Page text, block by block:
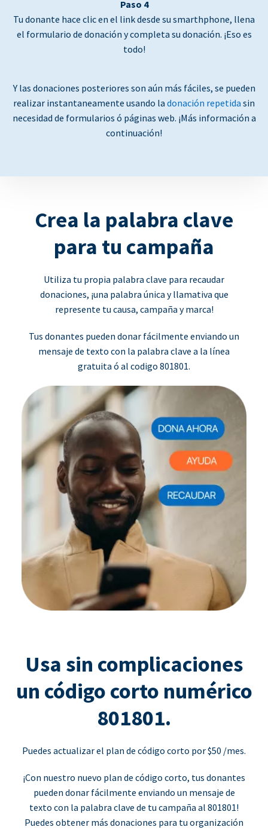
Paso 4
Tu donante hace clic en el link desde su smarthphone, llena
el formulario de donación y completa su donación. ¡Eso es
todo!
Y las donaciones posteriores son aún más fáciles, se pueden
realizar instantaneamente usando la donación repetida sin
necesidad de formularios ó páginas web. ¡Más información a
continuación!
Crea la palabra clave
para tu campaña
Utiliza tu propia palabra clave para recaudar
donaciones, ¡una palabra única y llamativa que
represente tu causa, campaña y marca!
Tus donantes pueden donar fácilmente enviando un
mensaje de texto con la palabra clave a la línea
gratuita ó al codigo 801801.
Usa sin complicaciones
un código corto numérico
801801.
Puedes actualizar el plan de código corto por $50 /mes.
¡Con nuestro nuevo plan de código corto, tus donantes
pueden donar fácilmente enviando un mensaje de
texto con la palabra clave de tu campaña al 801801!
Puedes obtener más donaciones para tu organización